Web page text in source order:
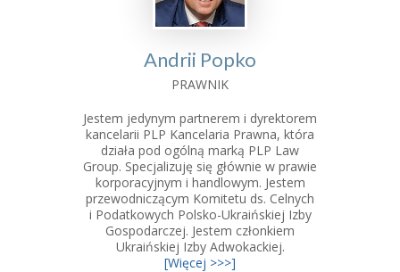
Andrii Popko
PRAWNIK
Jestem jedynym partnerem i dyrektorem
kancelarii PLP Kancelaria Prawna, która
działa pod ogólną marką PLP Law
Group. Specjalizuję się głównie w prawie
korporacyjnym i handlowym. Jestem
przewodniczącym Komitetu ds. Celnych
i Podatkowych Polsko-Ukraińskiej Izby
Gospodarczej. Jestem członkiem
Ukraińskiej Izby Adwokackiej.
[Więcej >>>]